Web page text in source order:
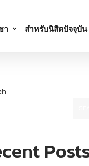
า สำหรับนิสิตปัจจุบัน